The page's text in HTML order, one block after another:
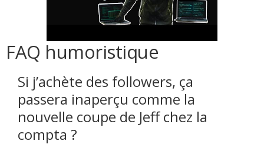
FAQ humoristique
Si j’achète des followers, ça
passera inaperçu comme la
nouvelle coupe de Jeff chez la
compta ?